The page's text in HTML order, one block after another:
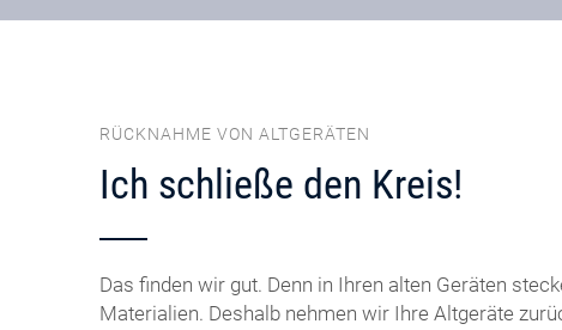
RÜCKNAHME VON ALTGERÄTEN
Ich schließe den Kreis!
Das finden wir gut. Denn in Ihren alten Geräten
Materialien. Deshalb nehmen wir Ihre Altgeräte